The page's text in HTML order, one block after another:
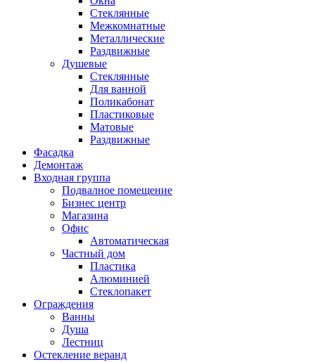
Стеклянные
Межкомнатные
Металлические
Раздвижные
Душевые
Стеклянные
Для ванной
Поликабонат
Пластиковые
Матовые
Раздвижные
Фасадка
Демонтаж
Входная группа
Подвалное помещение
Бизнес центр
Магазина
Офис
Автоматическая
Частный дом
Пластика
Алюминией
Стеклопакет
Ограждения
Ванны
Душа
Лестниц
Остекление веранд